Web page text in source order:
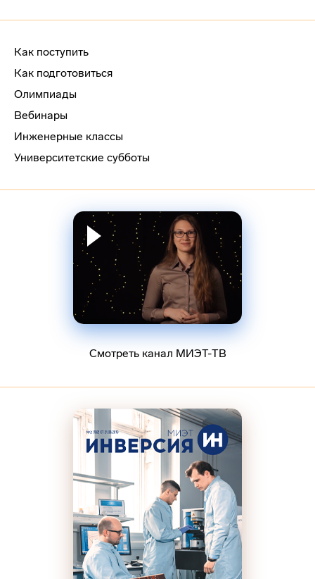
Как поступить
Как подготовиться
Олимпиады
Вебинары
Инженерные классы
Университетские субботы
Смотреть канал МИЭТ-ТВ